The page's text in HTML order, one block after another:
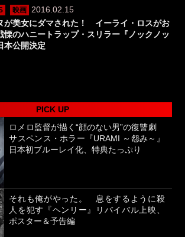
映画
2016.02.15
が美女にダマされた！ イーライ・ロスがお
慄のハニートラップ・スリラー『ノックノッ
本公開決定
PICK UP
ロメロ監督が描く“顔のない男”の復讐劇
サスペンス・ホラー『URAMI ～怨み～』
日本初ブルーレイ化、特典たっぷり
それも俺がやった。 息をするように殺
人を犯す『ヘンリー』リバイバル上映、
ポスター＆予告編